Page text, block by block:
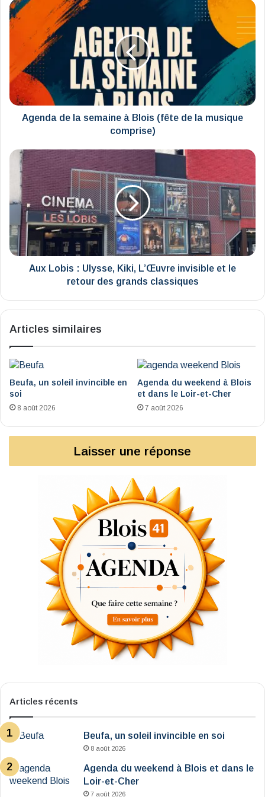
Agenda
de
la
semaine
Blois
(fête
de
la
musique
Agenda de la semaine à Blois (fête de la musique
comprise)
Aux
Lobis
Ulysse,
Kiki,
L’Œuvre
invisible
le
retourAux Lobis : Ulysse, Kiki, L’Œuvre invisible et le
retour des grands classiques
Articles similaires
Beufa, un soleil invincible en
soi
8 août 2026
Agenda du weekend à Blois
et dans le Loir-et-Cher
7 août 2026
Laisser une réponse
Articles récents
Beufa, un soleil invincible en soi
8 août 2026
Agenda du weekend à Blois et dans le
Loir-et-Cher
7 août 2026